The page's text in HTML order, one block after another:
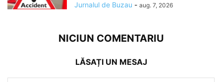
Jurnalul de Buzau - aug. 7, 2026
NICIUN COMENTARIU
LĂSAȚI UN MESAJ